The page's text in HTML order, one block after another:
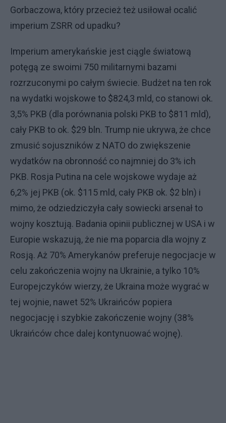
Gorbaczowa, który przecież też usiłował ocalić
imperium ZSRR od upadku?
Imperium amerykańskie jest ciągle światową
potęgą ze swoimi 750 militarnymi bazami
rozrzuconymi po całym świecie. Budżet na ten rok
na wydatki wojskowe to $824,3 mld, co stanowi ok.
3,5% PKB (dla porównania polski PKB to $811 mld),
cały PKB to ok. $29 bln. Trump nie ukrywa, że chce
zmusić sojuszników z NATO do zwiększenie
wydatków na obronność co najmniej do 3% ich
PKB. Rosja Putina na cele wojskowe wydaje aż
6,2% jej PKB (ok. $115 mld, cały PKB ok. $2 bln) i
mimo, że odziedziczyła cały sowiecki arsenał to
wojny kosztują. Badania opinii publicznej w USA i w
Europie wskazują, że nie ma poparcia dla wojny z
Rosją. Aż 70% Amerykanów preferuje negocjacje w
celu zakończenia wojny na Ukrainie, a tylko 10%
Europejczyków wierzy, że Ukraina może wygrać w
tej wojnie, nawet 52% Ukraińców popiera
negocjację i szybkie zakończenie wojny (38%
Ukraińców chce dalej kontynuować wojnę).